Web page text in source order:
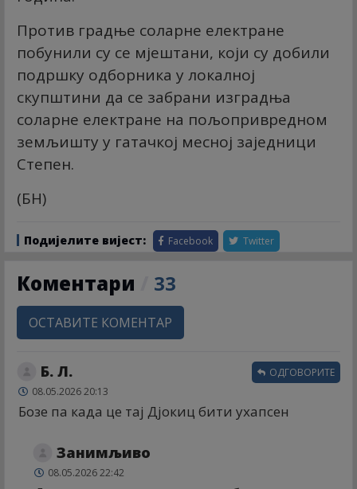
Против градње соларне електране
побунили су се мјештани, који су добили
подршку одборника у локалној
скупштини да се забрани изградња
соларне електране на пољопривредном
земљишту у гатачкој месној заједници
Степен.
(БН)
Подијелите вијест: Facebook Twitter
Коментари 33
ОСТАВИТЕ КОМЕНТАР
Б. Л.
08.05.2026 20:13
Бозе па када це тај Дјокиц бити ухапсен
ОДГОВОРИТЕ
Занимљиво
08.05.2026 22:42